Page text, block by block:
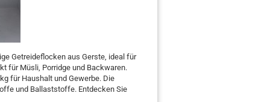
Getreideflocken aus Gerste, ideal für
für Müsli, Porridge und Backwaren.
für Haushalt und Gewerbe. Die
und Ballaststoffe. Entdecken Sie